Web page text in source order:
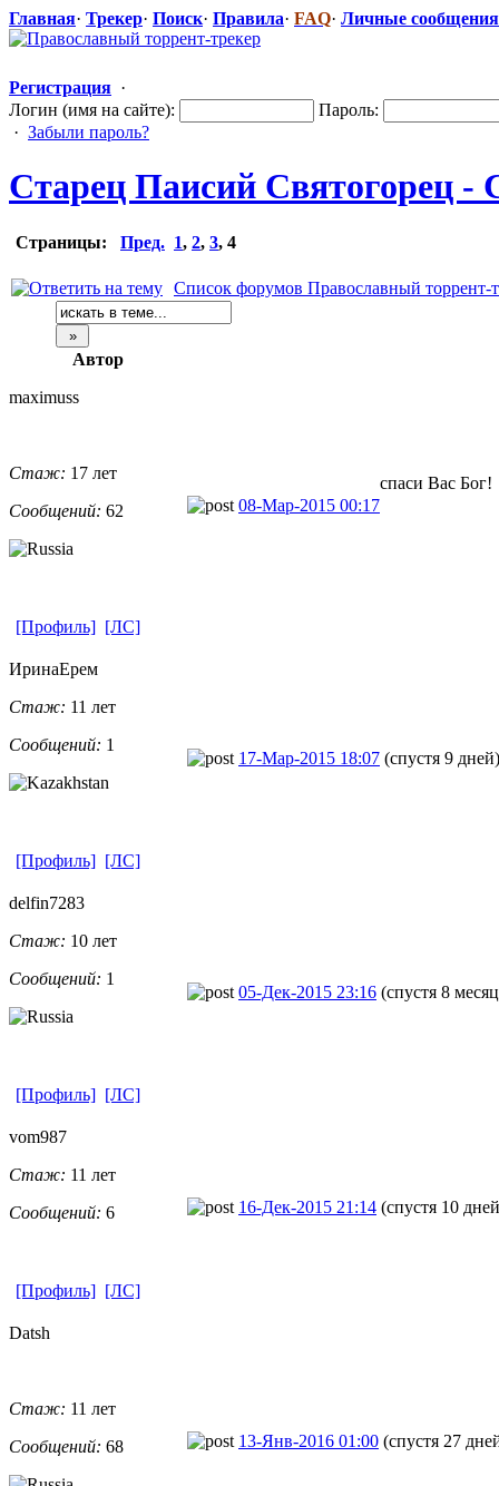
Главная· Трекер· Поиск· Правила· FAQ· Личные сообщения
Регистрация ·
Логин (имя на сайте):
Пароль:
· Забыли пароль?
Старец Паисий Святогорец
Страницы: Пред. 1, 2, 3, 4
Список форумов Православный торрент-
Автор
maximuss
Стаж: 17 лет
Сообщений: 62 08-Мар-2015 00:17
спаси Вас Бог!
[Профиль] [ЛС]
ИринаЕрем
Стаж: 11 лет
Сообщений: 1
17-Мар-2015 18:07 (спустя 9 дней)
[Профиль] [ЛС]
delfin7283
Стаж: 10 лет
Сообщений: 1
05-Дек-2015 23:16 (спустя 8
[Профиль] [ЛС]
vom987
Стаж: 11 лет
Сообщений: 6 16-Дек-2015 21:14 (спустя 10
[Профиль] [ЛС]
Datsh
Стаж: 11 лет
Сообщений: 68 13-Янв-2016 01:00 (спустя 27